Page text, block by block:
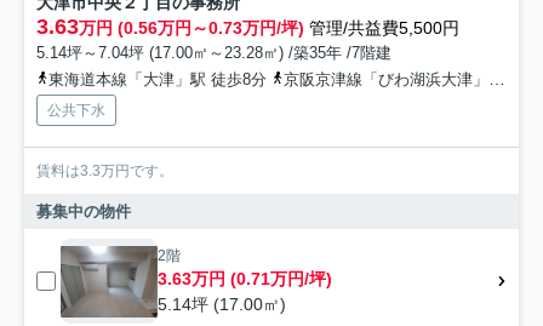
3.63万円 (0.56万円～0.73万円/坪) 管理/共益費5,500円
5.14坪～7.04坪 (17.00㎡～23.28㎡) /築35年 /7階建
東海道本線「大津」駅 徒歩8分
京阪京津線「びわ湖浜大津」駅 徒歩8分
公共下水
賃料は3.3万円です。
募集中の物件
2階
3.63万円 (0.71万円/坪)
5.14坪 (17.00㎡)